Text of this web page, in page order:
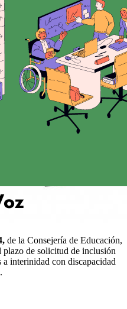
de la Consejería de Educación,
plazo de solicitud de inclusión
a interinidad con discapacidad